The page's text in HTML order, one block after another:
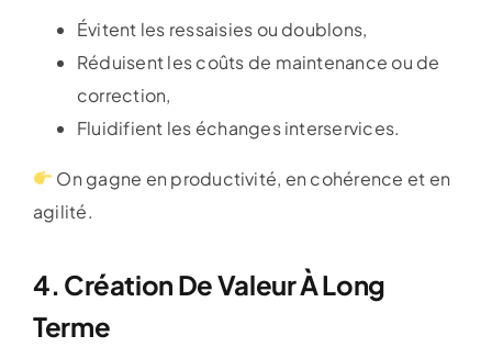
Évitent les ressaisies ou doublons,
Réduisent les coûts de maintenance ou de
correction,
Fluidifient les échanges interservices.
On gagne en productivité, en cohérence et en
agilité.
4. Création De Valeur À Long
Terme